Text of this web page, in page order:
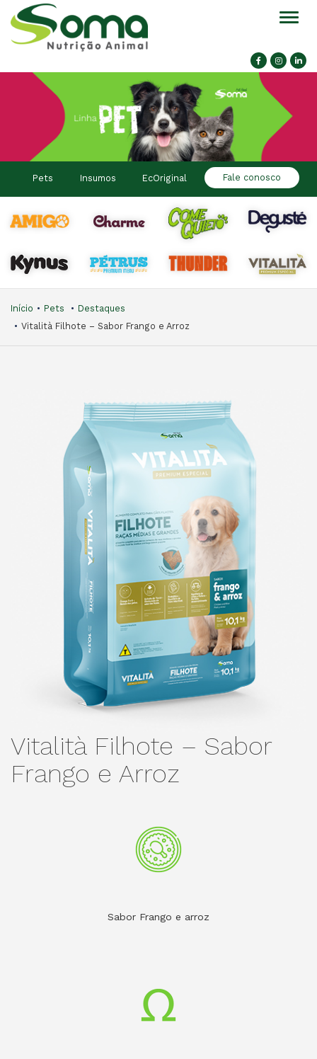
Pets Insumos EcOriginal Fale conosco
Início Pets
Destaques
Vitalità Filhote – Sabor Frango e Arroz
Vitalità Filhote – Sabor
Frango e Arroz
Sabor Frango e arroz